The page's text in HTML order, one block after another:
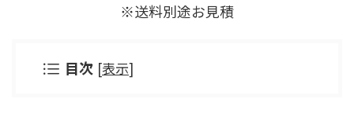
※送料別途お見積
目次 [表示]